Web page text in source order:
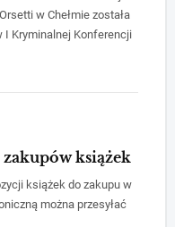
w Chełmie została
I Kryminalnej Konferencji
książek
książek do zakupu w
można przesyłać